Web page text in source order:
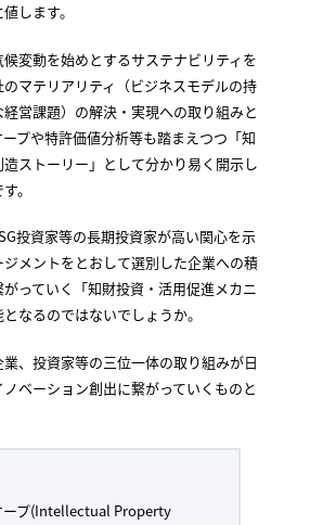
します。
変動を始めとするサステナビリティを
マテリアリティ（ビジネスモデルの持
営課題）の解決・実現への取り組みと
プや特許価値分析等も踏まえつつ「知
ストーリー」として分かり易く開示し
。
投資家等の長期投資家が高い関心を示
ジメントをとおして選別した企業への積
っていく「知財投資・活用促進メカニ
なるのではないでしょうか。
、投資家等の三位一体の取り組みが日
ベーション創出に繋がっていくものと
ープ(Intellectual Property